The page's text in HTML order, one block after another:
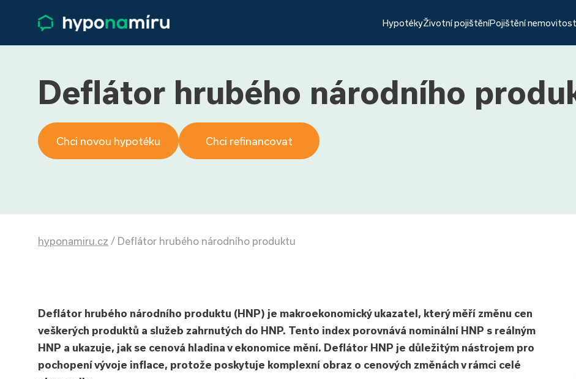
HypotékyŽivotní pojištěníPojištění
Deflátor hrubého národního
Chci novou hypotéku Chci refinancovat
hyponamiru.cz / Deflátor hrubého národního produktu
Deflátor hrubého národního produktu (HNP) je makroekonomický ukazatel, který měří změnu cen
veškerých produktů a služeb zahrnutých do HNP. Tento index porovnává nominální HNP s reálným
HNP a ukazuje, jak se cenová hladina v ekonomice mění. Deflátor HNP je důležitým nástrojem pro
pochopení vývoje inflace, protože poskytuje komplexní obraz o cenových změnách v rámci celé